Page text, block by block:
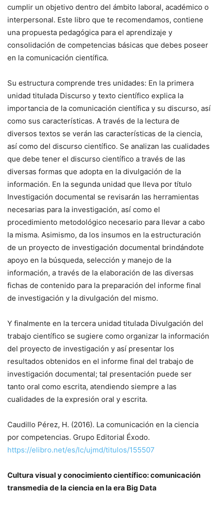
cumplir un objetivo dentro del ámbito laboral, académico o
interpersonal. Este libro que te recomendamos, contiene
una propuesta pedagógica para el aprendizaje y
consolidación de competencias básicas que debes poseer
en la comunicación científica.
Su estructura comprende tres unidades: En la primera
unidad titulada Discurso y texto científico explica la
importancia de la comunicación científica y su discurso, así
como sus características. A través de la lectura de
diversos textos se verán las características de la ciencia,
así como del discurso científico. Se analizan las cualidades
que debe tener el discurso científico a través de las
diversas formas que adopta en la divulgación de la
información. En la segunda unidad que lleva por título
Investigación documental se revisarán las herramientas
necesarias para la investigación, así como el
procedimiento metodológico necesario para llevar a cabo
la misma. Asimismo, da los insumos en la estructuración
de un proyecto de investigación documental brindándote
apoyo en la búsqueda, selección y manejo de la
información, a través de la elaboración de las diversas
fichas de contenido para la preparación del informe final
de investigación y la divulgación del mismo.
Y finalmente en la tercera unidad titulada Divulgación del
trabajo científico se sugiere como organizar la información
del proyecto de investigación y así presentar los
resultados obtenidos en el informe final del trabajo de
investigación documental; tal presentación puede ser
tanto oral como escrita, atendiendo siempre a las
cualidades de la expresión oral y escrita.
Caudillo Pérez, H. (2016). La comunicación en la ciencia
por competencias. Grupo Editorial Éxodo.
https://elibro.net/es/lc/ujmd/titulos/155507
Cultura visual y conocimiento científico: comunicación
transmedia de la ciencia en la era Big Data